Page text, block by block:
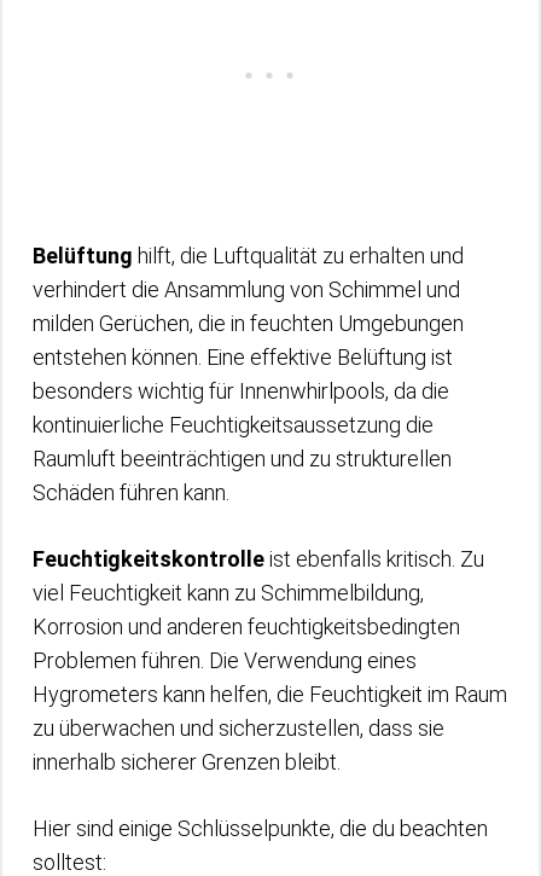
Belüftung hilft, die Luftqualität zu erhalten und
verhindert die Ansammlung von Schimmel und
milden Gerüchen, die in feuchten Umgebungen
entstehen können. Eine effektive Belüftung ist
besonders wichtig für Innenwhirlpools, da die
kontinuierliche Feuchtigkeitsaussetzung die
Raumluft beeinträchtigen und zu strukturellen
Schäden führen kann.
Feuchtigkeitskontrolleist ebenfalls kritisch. Zu
viel Feuchtigkeit kann zu Schimmelbildung,
Korrosion und anderen feuchtigkeitsbedingten
Problemen führen. Die Verwendung eines
Hygrometers kann helfen, die Feuchtigkeit im Raum
zu überwachen und sicherzustellen, dass sie
innerhalb sicherer Grenzen bleibt.
Hier sind einige Schlüsselpunkte, die du beachten
solltest: